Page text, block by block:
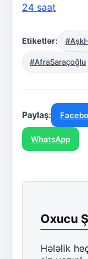
24 saat
Etiketlər:
#AfraSaraçoğlu
Paylaş:
WhatsApp
Oxucu
Hələlik